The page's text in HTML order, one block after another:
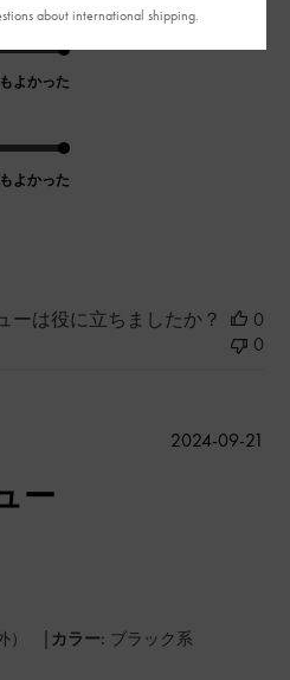
よかった
よかった
ーは役に立ちましたか？
0
0
ー
| カラー: ブラック系
2024-09-21
about international shipping.